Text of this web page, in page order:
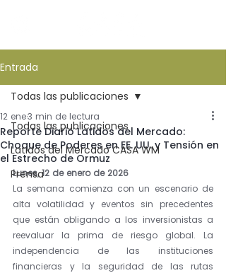
Entrada
Todas las publicaciones
Latidos del Mercado CASA WM
Prensa
Todas las publicaciones
Reporte Diario Latidos del Mercado:
Choque de Poderes en EE. UU. y Tensión en
el Estrecho de Ormuz
12 ene3 min de lectura
Lunes, 12 de enero de 2026
La semana comienza con un escenario de
alta volatilidad y eventos sin precedentes
que están obligando a los inversionistas a
reevaluar la prima de riesgo global. La
independencia de las instituciones
financieras y la seguridad de las rutas